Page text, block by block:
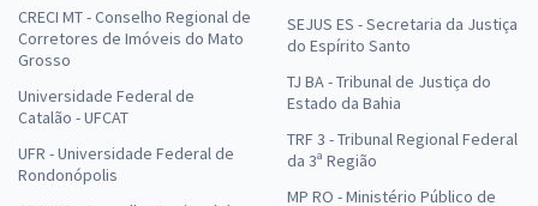
CRECI MT - Conselho Regional de
Corretores de Imóveis do Mato
Grosso
Universidade Federal de
Catalão - UFCAT
UFR - Universidade Federal de
Rondonópolis
SEJUS ES - Secretaria da Justiça
do Espírito Santo
TJ BA - Tribunal de Justiça do
Estado da Bahia
TRF 3 - Tribunal Regional Federal
da 3ª Região
MP RO - Ministério Público de